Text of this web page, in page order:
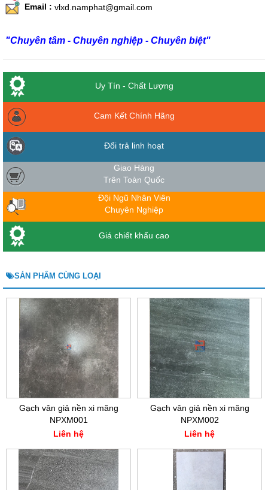
Email : vlxd.namphat@gmail.com
"Chuyên tâm - Chuyên nghiệp - Chuyên biệt"
Uy Tín - Chất Lượng
Cam Kết Chính Hãng
Đổi trả linh hoạt
Giao Hàng
Trên Toàn Quốc
Đội Ngũ Nhân Viên
Chuyên Nghiệp
Giá chiết khấu cao
SẢN PHẨM CÙNG LOẠI
Gạch vân giả nền xi măng
NPXM001
Liên hệ
Gạch vân giả nền xi măng
NPXM002
Liên hệ